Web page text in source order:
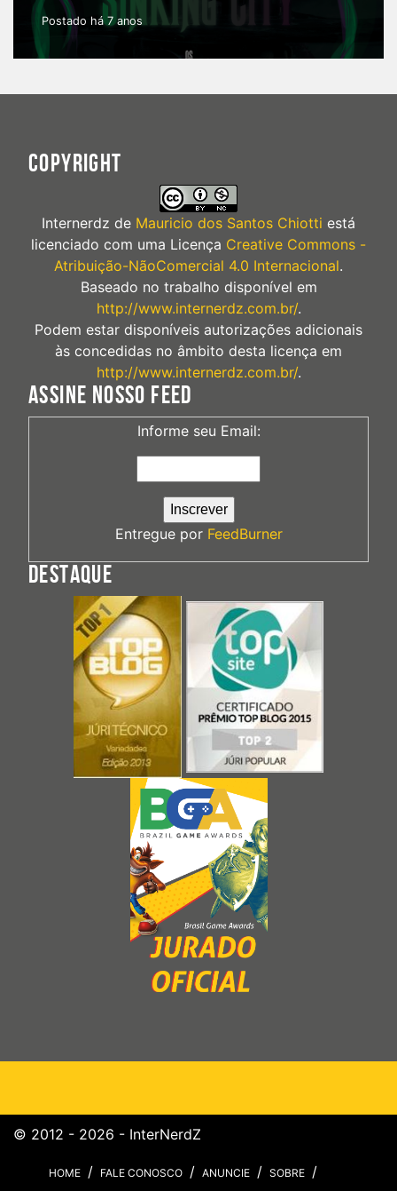
Postado há 7 anos
COPYRIGHT
Internerdz de Mauricio dos Santos Chiotti está
licenciado com uma Licença Creative Commons -
Atribuição-NãoComercial 4.0 Internacional.
Baseado no trabalho disponível em
http://www.internerdz.com.br/.
Podem estar disponíveis autorizações adicionais
às concedidas no âmbito desta licença em
http://www.internerdz.com.br/.
ASSINE NOSSO FEED
Informe seu Email:
Entregue por FeedBurner
DESTAQUE
© 2012 - 2026 - InterNerdZ
HOME FALE CONOSCO ANUNCIE SOBRE